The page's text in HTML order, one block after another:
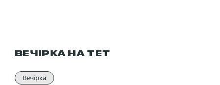
ВЕЧІРКА НА ТЕТ
Вечірка